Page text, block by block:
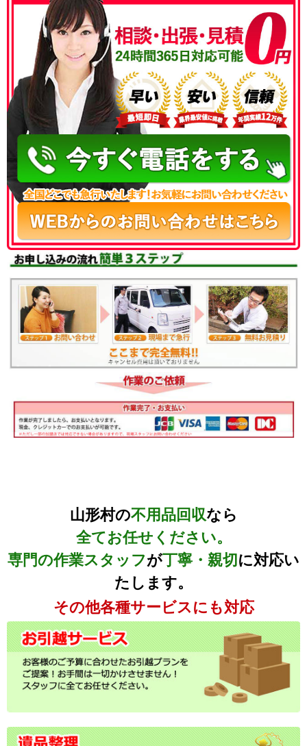
050-3186-4780
山形村の不用品回収なら
全てお任せください。
専門の作業スタッフが丁寧・親切 に対応い
たします。
その他各種サービスにも対応